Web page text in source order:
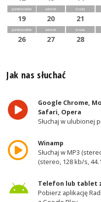
poniedziałek
19
wtorek
20
środa
21
poniedziałek
26
wtorek
27
środa
28
Jak nas słuchać
Google Chrome,
Safari, Opera
Słuchaj w ulubionej
Winamp
Słuchaj w MP3
(stereo, 128 kb/s,
Telefon lub tablet
Pobierz aplikację